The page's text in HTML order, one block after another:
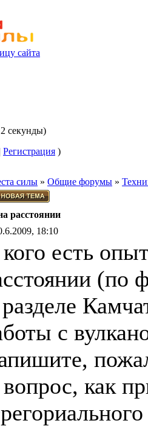
сайта
секунды)
Регистрация )
силы » Общие форумы »
расстоянии
18:10
есть
(по
с
как